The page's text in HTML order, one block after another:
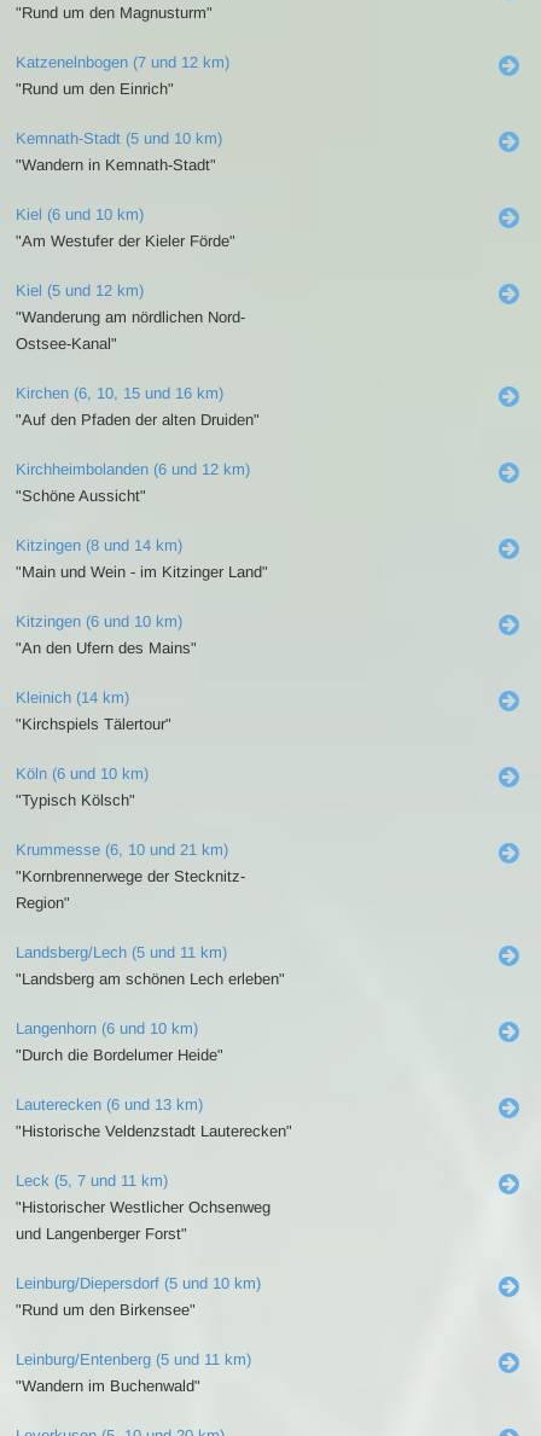
"Rund um den Magnusturm"
Katzenelnbogen (7 und 12 km)
"Rund um den Einrich"
Kemnath-Stadt (5 und 10 km)
"Wandern in Kemnath-Stadt"
Kiel (6 und 10 km)
"Am Westufer der Kieler Förde"
Kiel (5 und 12 km)
"Wanderung am nördlichen Nord-
Ostsee-Kanal"
Kirchen (6, 10, 15 und 16 km)
"Auf den Pfaden der alten Druiden"
Kirchheimbolanden (6 und 12 km)
"Schöne Aussicht"
Kitzingen (8 und 14 km)
"Main und Wein - im Kitzinger Land"
Kitzingen (6 und 10 km)
"An den Ufern des Mains"
Kleinich (14 km)
"Kirchspiels Tälertour"
Köln (6 und 10 km)
"Typisch Kölsch"
Krummesse (6, 10 und 21 km)
"Kornbrennerwege der Stecknitz-
Region"
Landsberg/Lech (5 und 11 km)
"Landsberg am schönen Lech erleben"
Langenhorn (6 und 10 km)
"Durch die Bordelumer Heide"
Lauterecken (6 und 13 km)
"Historische Veldenzstadt Lauterecken"
Leck (5, 7 und 11 km)
"Historischer Westlicher Ochsenweg
und Langenberger Forst"
Leinburg/Diepersdorf (5 und 10 km)
"Rund um den Birkensee"
Leinburg/Entenberg (5 und 11 km)
"Wandern im Buchenwald"